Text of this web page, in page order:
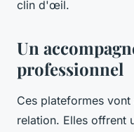
clin d'œil.
Un
professionnel
Ces plateformes
relation. Elles offrent